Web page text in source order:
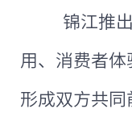
锦江推
用、消费者
形成双方共同